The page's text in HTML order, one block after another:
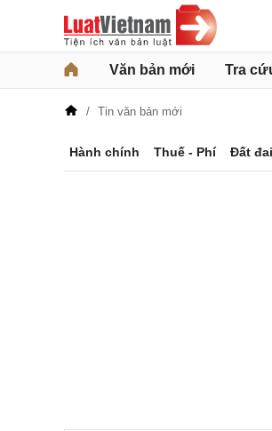
Văn bản mới Tra
Tin văn bản mới
Hành chính Thuế - Phí Đất